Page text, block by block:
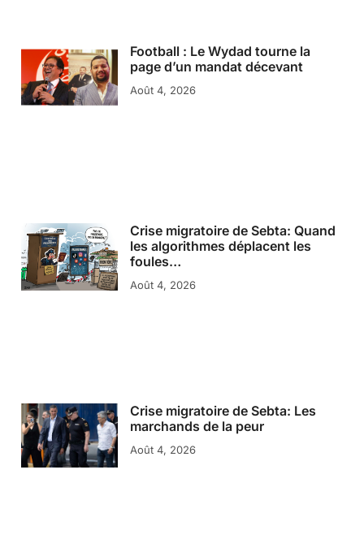
Football : Le Wydad tourne la
page d’un mandat décevant
Août 4, 2026
Crise migratoire de Sebta: Quand
les algorithmes déplacent les
foules…
Août 4, 2026
Crise migratoire de Sebta: Les
marchands de la peur
Août 4, 2026